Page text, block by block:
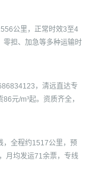
公里，正常时效3至4
零担、加急等多种运输时
，清远直达专
元/m³起。资质齐全，
，全程约1517公里，预
月均发运71余票，专线